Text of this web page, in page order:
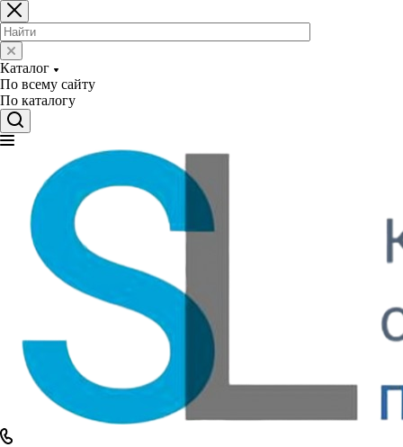
Каталог
По всему сайту
По каталогу